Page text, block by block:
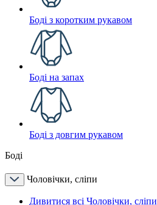
Боді з коротким рукавом
Боді на запах
Боді з довгим рукавом
Боді
Чоловічки, сліпи
Дивитися всі Чоловічки, сліпи